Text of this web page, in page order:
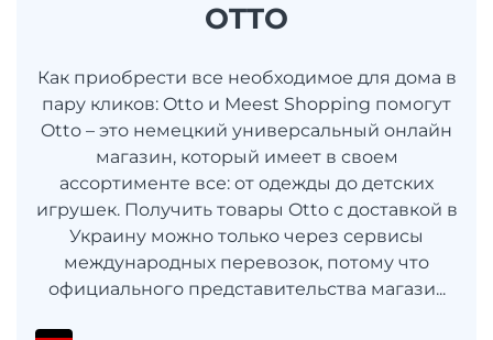
OTTO
Как приобрести все необходимое для дома в
пару кликов: Otto и Meest Shopping помогут
Otto – это немецкий универсальный онлайн
магазин, который имеет в своем
ассортименте все: от одежды до детских
игрушек. Получить товары Otto с доставкой в
​​Украину можно только через сервисы
международных перевозок, потому что
официального представительства магази...